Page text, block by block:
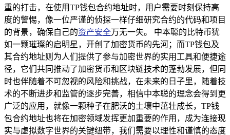
重的打击，在使用TP钱包合约地址时，用户需要时刻保持高
度的警惕，像一位严谨的侦探一样仔细研究合约的代码和项目
的背景，确保自己的资产安全万无一失。 中本聪的比特币犹
如一颗璀璨的启明星，开创了加密货币的先河；而TP钱包及
其合约地址则为人们提供了参与加密世界的实用工具和便捷途
径，它们共同推动了加密货币和区块链技术的蓬勃发展，但同
时也伴随着不可忽视的风险和挑战，在未来的日子里，随着技
术的不断进步和监管的逐步完善，相信中本聪的理念会得到更
广泛的应用，就像一颗种子在肥沃的土壤中茁壮成长，TP钱
包合约地址也将在加密领域发挥更加重要的作用，成为连接现
实与虚拟数字世界的关键纽带，我们需要以理性和谨慎的态度